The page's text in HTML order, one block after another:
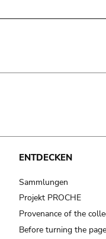
ENTDECKEN
Sammlungen
Projekt PROCHE
Provenance of the
Before turning the